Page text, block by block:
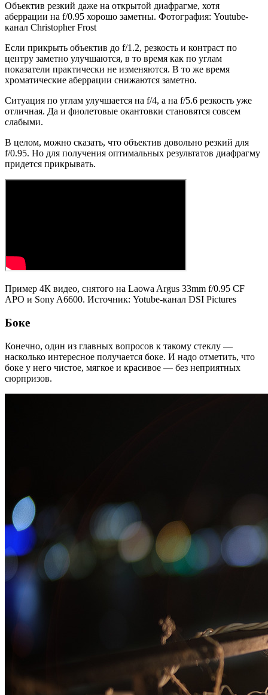
Объектив резкий даже на открытой диафрагме, хотя
аберрации на f/0.95 хорошо заметны. Фотография: Youtube-
канал Christopher Frost
Если прикрыть объектив до f/1.2, резкость и контраст по
центру заметно улучшаются, в то время как по углам
показатели практически не изменяются. В то же время
хроматические аберрации снижаются заметно.
Ситуация по углам улучшается на f/4, а на f/5.6 резкость уже
отличная. Да и фиолетовые окантовки становятся совсем
слабыми.
В целом, можно сказать, что объектив довольно резкий для
f/0.95. Но для получения оптимальных результатов диафрагму
придется прикрывать.
Пример 4К видео, снятого на Laowa Argus 33mm f/0.95 CF
APO и Sony A6600. Источник: Yotube-канал DSI Pictures
Боке
Конечно, один из главных вопросов к такому стеклу —
насколько интересное получается боке. И надо отметить, что
боке у него чистое, мягкое и красивое — без неприятных
сюрпризов.